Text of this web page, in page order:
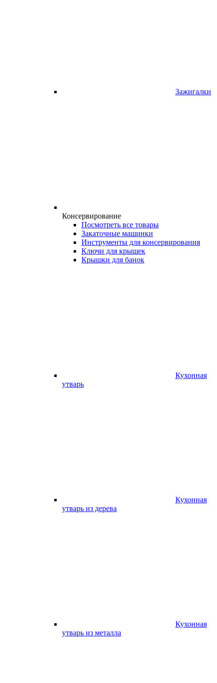
Зажигалки
Консервирование
Посмотреть все товары
Закаточные машинки
Инструменты для консервирования
Ключи для крышек
Крышки для банок
Кухонная
утварь
Кухонная
утварь из дерева
Кухонная
утварь из металла